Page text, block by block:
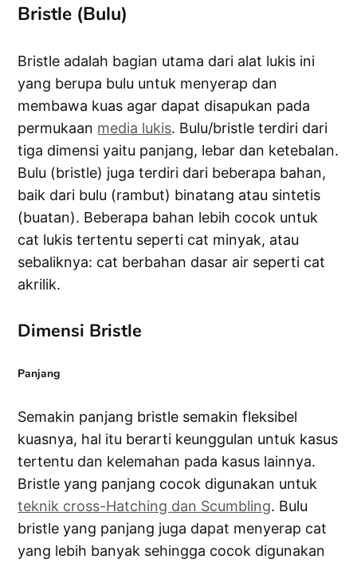
Bristle (Bulu)
Bristle adalah bagian utama dari alat lukis ini
yang berupa bulu untuk menyerap dan
membawa kuas agar dapat disapukan pada
permukaan media lukis. Bulu/bristle terdiri dari
tiga dimensi yaitu panjang, lebar dan ketebalan.
Bulu (bristle) juga terdiri dari beberapa bahan,
baik dari bulu (rambut) binatang atau sintetis
(buatan). Beberapa bahan lebih cocok untuk
cat lukis tertentu seperti cat minyak, atau
sebaliknya: cat berbahan dasar air seperti cat
akrilik.
Dimensi Bristle
Panjang
Semakin panjang bristle semakin fleksibel
kuasnya, hal itu berarti keunggulan untuk kasus
tertentu dan kelemahan pada kasus lainnya.
Bristle yang panjang cocok digunakan untuk
teknik cross-Hatching dan Scumbling. Bulu
bristle yang panjang juga dapat menyerap cat
yang lebih banyak sehingga cocok digunakan